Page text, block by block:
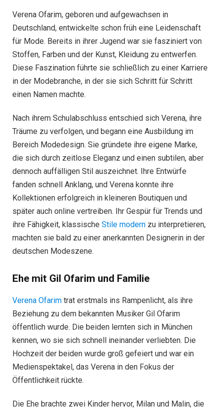
Verena Ofarim, geboren und aufgewachsen in
Deutschland, entwickelte schon früh eine Leidenschaft
für Mode. Bereits in ihrer Jugend war sie fasziniert von
Stoffen, Farben und der Kunst, Kleidung zu entwerfen.
Diese Faszination führte sie schließlich zu einer Karriere
in der Modebranche, in der sie sich Schritt für Schritt
einen Namen machte.
Nach ihrem Schulabschluss entschied sich Verena, ihre
Träume zu verfolgen, und begann eine Ausbildung im
Bereich Modedesign. Sie gründete ihre eigene Marke,
die sich durch zeitlose Eleganz und einen subtilen, aber
dennoch auffälligen Stil auszeichnet. Ihre Entwürfe
fanden schnell Anklang, und Verena konnte ihre
Kollektionen erfolgreich in kleineren Boutiquen und
später auch online vertreiben. Ihr Gespür für Trends und
ihre Fähigkeit, klassische Stile modern zu interpretieren,
machten sie bald zu einer anerkannten Designerin in der
deutschen Modeszene.
Ehe mit Gil Ofarim und Familie
Verena Ofarim trat erstmals ins Rampenlicht, als ihre
Beziehung zu dem bekannten Musiker Gil Ofarim
öffentlich wurde. Die beiden lernten sich in München
kennen, wo sie sich schnell ineinander verliebten. Die
Hochzeit der beiden wurde groß gefeiert und war ein
Medienspektakel, das Verena in den Fokus der
Öffentlichkeit rückte.
Die Ehe brachte zwei Kinder hervor, Milan und Malin, die